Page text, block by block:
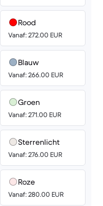
Rood
Vanaf: 272.00 EUR
Blauw
Vanaf: 266.00 EUR
Groen
Vanaf: 271.00 EUR
Sterrenlicht
Vanaf: 276.00 EUR
Roze
Vanaf: 280.00 EUR